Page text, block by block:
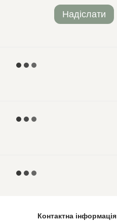
Надіслати
Контактна інформація